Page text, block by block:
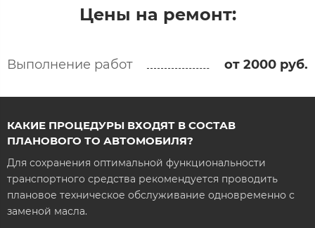
Цены на ремонт:
Выполнение работ от 2000 руб.
КАКИЕ ПРОЦЕДУРЫ ВХОДЯТ В СОСТАВ
ПЛАНОВОГО ТО АВТОМОБИЛЯ?
Для сохранения оптимальной функциональности
транспортного средства рекомендуется проводить
плановое техническое обслуживание одновременно с
заменой масла.